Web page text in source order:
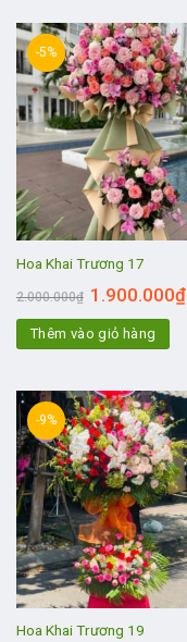
-5%
Hoa Khai Trương 17
2.000.000₫ 1.900.000₫
Thêm vào giỏ hàng
-9%
Hoa Khai Trương 19